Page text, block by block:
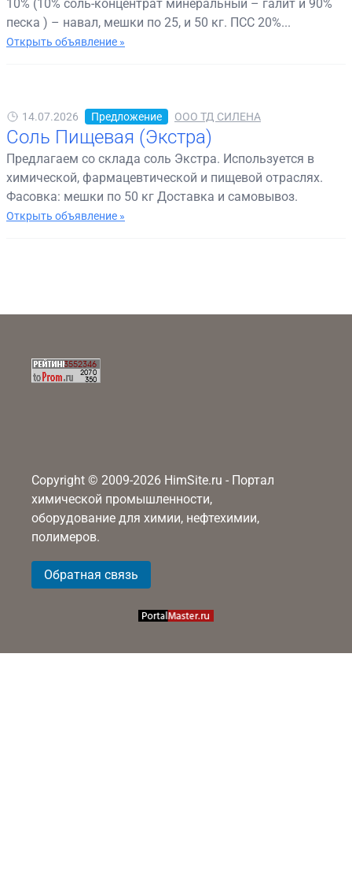
10% (10% соль-концентрат минеральный – галит и 90%
песка ) – навал, мешки по 25, и 50 кг. ПСС 20%...
Открыть объявление »
14.07.2026 Предложение ООО ТД СИЛЕНА
Соль Пищевая (Экстра)
Предлагаем со склада соль Экстра. Используется в
химической, фармацевтической и пищевой отраслях.
Фасовка: мешки по 50 кг Доставка и самовывоз.
Открыть объявление »
Copyright © 2009-2026 HimSite.ru - Портал
химической промышленности,
оборудование для химии, нефтехимии,
полимеров.
Обратная связь